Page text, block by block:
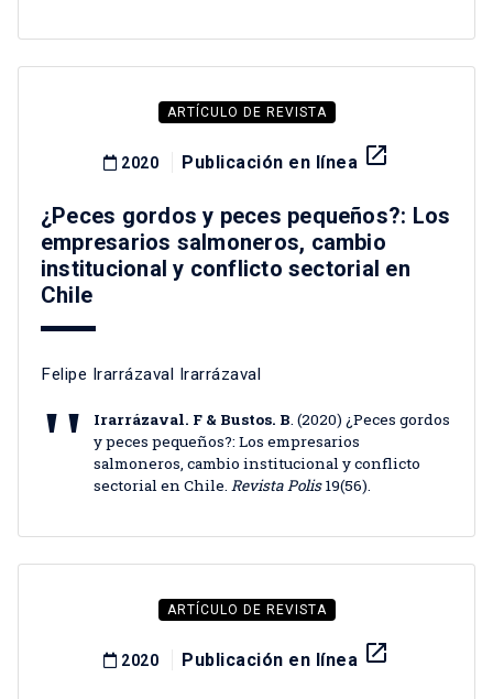
ARTÍCULO DE REVISTA
2020 Publicación en línea launch
¿Peces gordos y peces pequeños?: Los
empresarios salmoneros, cambio
institucional y conflicto sectorial en
Chile
Felipe Irarrázaval Irarrázaval
Irarrázaval. F & Bustos. B. (2020) ¿Peces gordos
y peces pequeños?: Los empresarios
salmoneros, cambio institucional y conflicto
sectorial en Chile. Revista Polis19(56).
ARTÍCULO DE REVISTA
2020 Publicación en línea launch